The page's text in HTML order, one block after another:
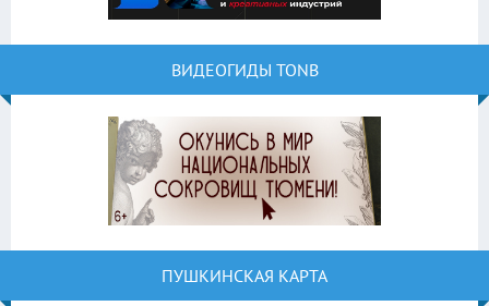
ВИДЕОГИДЫ TONB
ПУШКИНСКАЯ КАРТА